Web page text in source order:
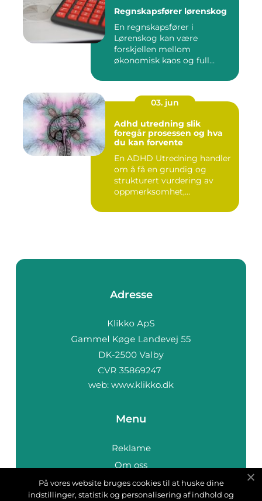
Regnskapsfører lørenskog
En regnskapsfører i
Lørenskog kan være
forskjellen mellom
økonomisk kaos og full
03. jun
Adhd utredning slik
foregår prosessen og hva
du kan forvente
En ADHD Utredning handler
om å få en grundig og
strukturert vurdering av
oppmerksomhet,
Adresse
web: www.klikko.dk
Menu
Reklame
Om oss
Cookies
På vores website bruges cookies til at huske dine
indstillinger, statistik og personalisering af indhold og